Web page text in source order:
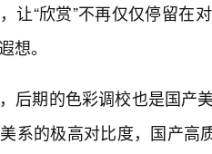
让“欣赏”不再仅仅停留在
想。
后期的色彩调校也是国产
系的极高对比度，国产高